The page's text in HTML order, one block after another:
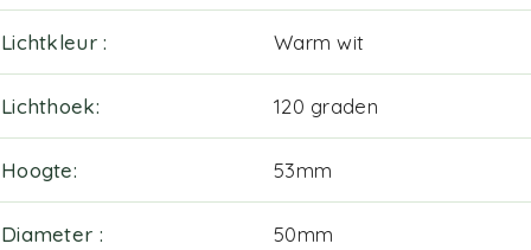
Lichtkleur Warm wit
Lichthoek 120 graden
Hoogte 53mm
Diameter 50mm